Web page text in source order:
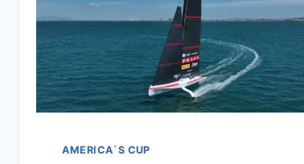
PARTNER
DER
MARINEINDUSTRIE
IN
NEAPEL
AMERICA`S CUP